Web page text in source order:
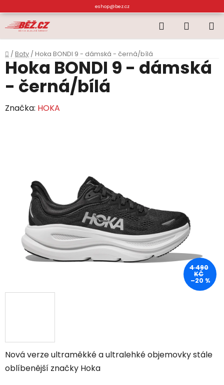
na
obsah
eshop@bez.cz
Hledat
KOŠÍK
Domů
/ Boty / Hoka BONDI 9 - dámská - černá/bílá
Nová verze ultraměkké a ultralehké objemovky stále
oblíbenější značky Hoka
Hoka BONDI 9 - dámská
- černá/bílá
Značka: HOKA
4 490
KČ
–20 %